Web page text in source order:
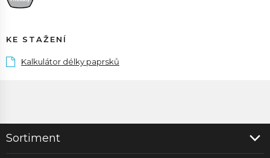
KE STAŽENÍ
Kalkulátor délky paprsků
Sortiment